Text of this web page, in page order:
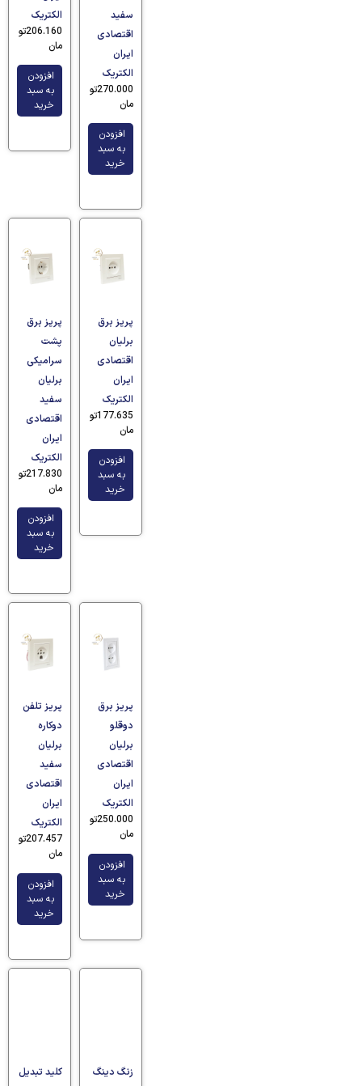
سفید
اقتصادی
ایران
الکتریک
270.000تو
مان
افزودن
به سبد
خرید
الکتریک
206.160تو
مان
افزودن
به سبد
خرید
پریز برق
برلیان
اقتصادی
ایران
الکتریک
177.635تو
مان
افزودن
به سبد
خرید
پریز برق
پشت
سرامیکی
برلیان
سفید
اقتصادی
ایران
الکتریک
217.830تو
مان
افزودن
به سبد
خرید
پریز برق
دوقلو
برلیان
اقتصادی
ایران
الکتریک
250.000تو
مان
افزودن
به سبد
خرید
پریز تلفن
دوکاره
برلیان
سفید
اقتصادی
ایران
الکتریک
207.457تو
مان
افزودن
به سبد
خرید
زنگ دینگ
کلید تبدیل